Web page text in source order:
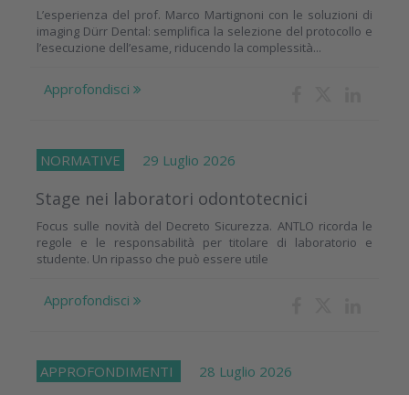
L’esperienza del prof. Marco Martignoni con le soluzioni di
imaging Dürr Dental: semplifica la selezione del protocollo e
l’esecuzione dell’esame, riducendo la complessità...
Approfondisci
NORMATIVE 29 Luglio 2026
Stage nei laboratori odontotecnici
Focus sulle novità del Decreto Sicurezza. ANTLO ricorda le
regole e le responsabilità per titolare di laboratorio e
studente. Un ripasso che può essere utile
Approfondisci
APPROFONDIMENTI 28 Luglio 2026